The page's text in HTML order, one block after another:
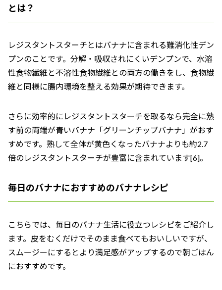
とは？
レジスタントスターチとはバナナに含まれる難消化性デン
プンのことです。分解・吸収されにくいデンプンで、水溶
性食物繊維と不溶性食物繊維との両方の働きをし、食物繊
維と同様に腸内環境を整える効果が期待できます。
さらに効率的にレジスタントスターチを取るなら完全に熟
す前の両端が青いバナナ「グリーンチップバナナ」がおす
すめです。熟して全体が黄色くなったバナナよりも約2.7
倍のレジスタントスターチが豊富に含まれています[6]。
毎日のバナナにおすすめのバナナレシピ
こちらでは、毎日のバナナ生活に役立つレシピをご紹介し
ます。皮をむくだけでそのまま食べてもおいしいですが、
スムージーにするとより満足感がアップするので朝ごはん
におすすめです。